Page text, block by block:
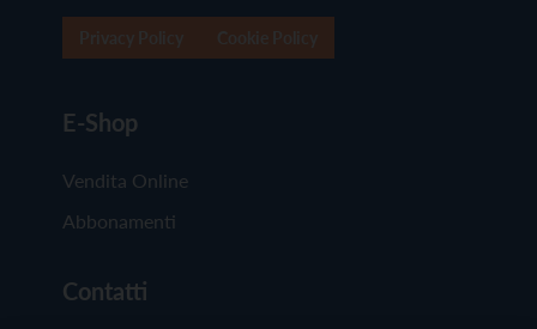
E-Shop
Vendita Online
Abbonamenti
Contatti